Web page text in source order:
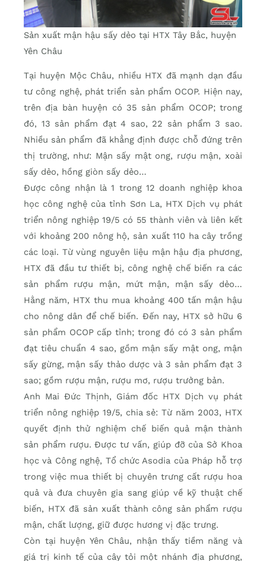
Sản xuất mận hậu sấy dẻo tại HTX Tây Bắc, huyện
Yên Châu
Tại huyện Mộc Châu, nhiều HTX đã mạnh dạn đầu
tư công nghệ, phát triển sản phẩm OCOP. Hiện nay,
trên địa bàn huyện có 35 sản phẩm OCOP; trong
đó, 13 sản phẩm đạt 4 sao, 22 sản phẩm 3 sao.
Nhiều sản phẩm đã khẳng định được chỗ đứng trên
thị trường, như: Mận sấy mật ong, rượu mận, xoài
sấy dẻo, hồng giòn sấy dẻo…
Được công nhận là 1 trong 12 doanh nghiệp khoa
học công nghệ của tỉnh Sơn La, HTX Dịch vụ phát
triển nông nghiệp 19/5 có 55 thành viên và liên kết
với khoảng 200 nông hộ, sản xuất 110 ha cây trồng
các loại. Từ vùng nguyên liệu mận hậu địa phương,
HTX đã đầu tư thiết bị, công nghệ chế biến ra các
sản phẩm rượu mận, mứt mận, mận sấy dẻo…
Hằng năm, HTX thu mua khoảng 400 tấn mận hậu
cho nông dân để chế biến. Đến nay, HTX sở hữu 6
sản phẩm OCOP cấp tỉnh; trong đó có 3 sản phẩm
đạt tiêu chuẩn 4 sao, gồm mận sấy mật ong, mận
sấy gừng, mận sấy thảo dược và 3 sản phẩm đạt 3
sao; gồm rượu mận, rượu mơ, rượu trưởng bản.
Anh Mai Đức Thịnh, Giám đốc HTX Dịch vụ phát
triển nông nghiệp 19/5, chia sẻ: Từ năm 2003, HTX
quyết định thử nghiệm chế biến quả mận thành
sản phẩm rượu. Được tư vấn, giúp đỡ của Sở Khoa
học và Công nghệ, Tổ chức Asodia của Pháp hỗ trợ
trong việc mua thiết bị chuyên trưng cất rượu hoa
quả và đưa chuyên gia sang giúp về kỹ thuật chế
biến, HTX đã sản xuất thành công sản phẩm rượu
mận, chất lượng, giữ được hương vị đặc trưng.
Còn tại huyện Yên Châu, nhận thấy tiềm năng và
giá trị kinh tế của cây tỏi một nhánh địa phương,